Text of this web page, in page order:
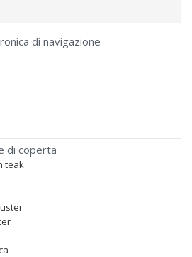
di navigazione
di coperta
teak